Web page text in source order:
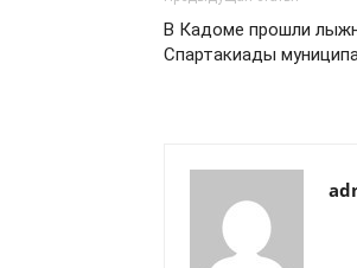
В Кадоме прошли
Спартакиады